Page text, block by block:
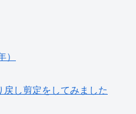
）
し剪定をしてみました